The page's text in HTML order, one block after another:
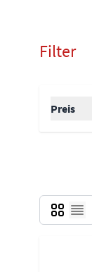
Filter
Preisfilter
Grid
Liste